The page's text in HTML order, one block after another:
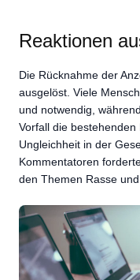
Reaktionen
Die Rücknahme der
ausgelöst. Viele
und notwendig,
Vorfall die
Ungleichheit in der
Kommentatoren
den Themen Rasse